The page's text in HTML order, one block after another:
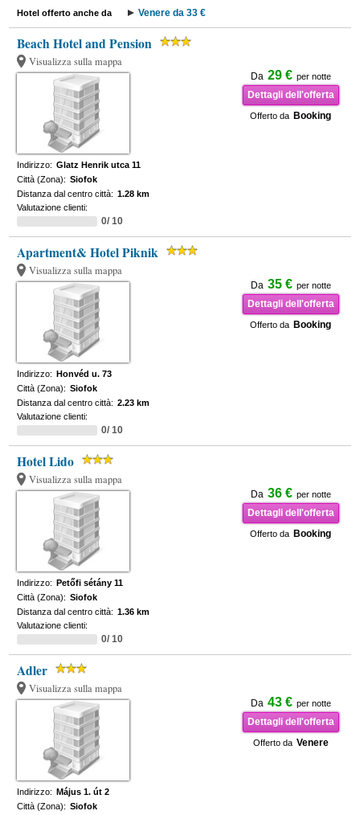
Hotel offerto anche da Venere da 33 €
Beach Hotel and Pension
Visualizza sulla mappa
Da 29 € per notte
Dettagli dell'offerta
Offerto da Booking
Indirizzo: Glatz Henrik utca 11
Città (Zona): Siofok
Distanza dal centro città: 1.28 km
Valutazione clienti:
0/ 10
Apartment& Hotel Piknik
Visualizza sulla mappa
Da 35 € per notte
Dettagli dell'offerta
Offerto da Booking
Indirizzo: Honvéd u. 73
Città (Zona): Siofok
Distanza dal centro città: 2.23 km
Valutazione clienti:
0/ 10
Hotel Lido
Visualizza sulla mappa
Da 36 € per notte
Dettagli dell'offerta
Offerto da Booking
Indirizzo: Petőfi sétány 11
Città (Zona): Siofok
Distanza dal centro città: 1.36 km
Valutazione clienti:
0/ 10
Adler
Visualizza sulla mappa
Da 43 € per notte
Dettagli dell'offerta
Offerto da Venere
Indirizzo: Május 1. út 2
Città (Zona): Siofok